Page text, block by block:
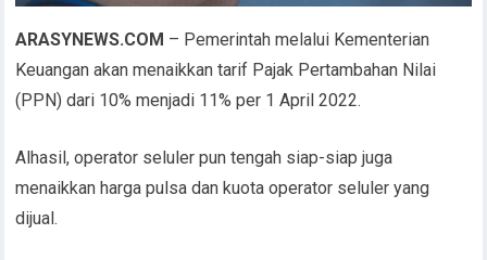
ARASYNEWS.COM – Pemerintah melalui Kementerian
Keuangan akan menaikkan tarif Pajak Pertambahan Nilai
(PPN) dari 10% menjadi 11% per 1 April 2022.
Alhasil, operator seluler pun tengah siap-siap juga
menaikkan harga pulsa dan kuota operator seluler yang
dijual.